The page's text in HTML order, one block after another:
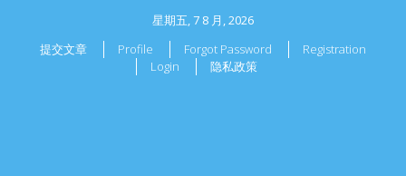
星期五, 7 8 月, 2026
提交文章
Profile Forgot Password
Registration
Login
隐私政策